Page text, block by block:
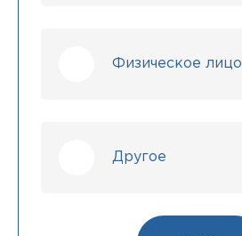
Физическое лицо
Другое